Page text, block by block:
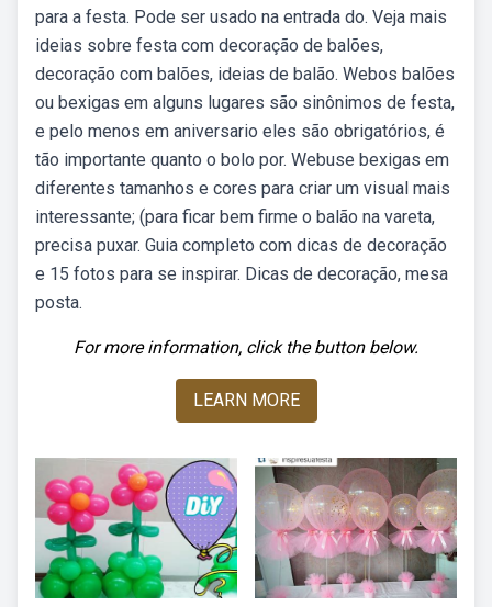
para a festa. Pode ser usado na entrada do. Veja mais
ideias sobre festa com decoração de balões,
decoração com balões, ideias de balão. Webos balões
ou bexigas em alguns lugares são sinônimos de festa,
e pelo menos em aniversario eles são obrigatórios, é
tão importante quanto o bolo por. Webuse bexigas em
diferentes tamanhos e cores para criar um visual mais
interessante; (para ficar bem firme o balão na vareta,
precisa puxar. Guia completo com dicas de decoração
e 15 fotos para se inspirar. Dicas de decoração, mesa
posta.
For more information, click the button below.
LEARN MORE